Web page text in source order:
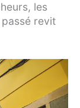
les
revit